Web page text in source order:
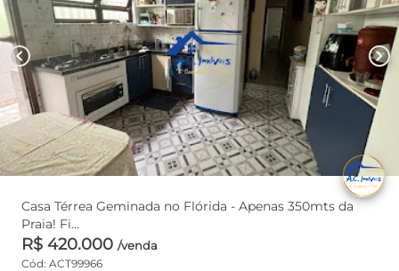
chevron_left chevron_right
Casa Térrea Geminada no Flórida - Apenas 350mts da
Praia! Fi...
R$ 420.000 /venda
Cód: ACT99966